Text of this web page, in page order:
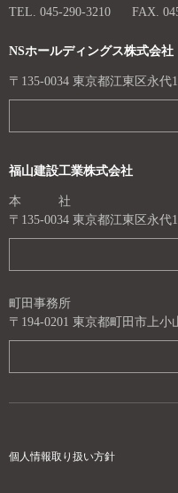
TEL. 045-290-3210 FAX.
NSホールディングス株式会社
〒135-0034 東京都江東区永代
福山建設工業株式会社
本 社
〒135-0034 東京都江東区永代
町田事務所
〒194-0201 東京都町田市上小
個人情報取り扱い方針